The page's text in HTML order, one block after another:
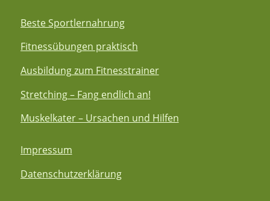
Beste Sportlernahrung
Fitnessübungen praktisch
Ausbildung zum Fitnesstrainer
Stretching – Fang endlich an!
Muskelkater – Ursachen und Hilfen
Impressum
Datenschutzerklärung